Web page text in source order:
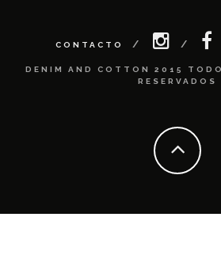
CONTACTO
DENIM AND COTTON 2015
RESERVADOS